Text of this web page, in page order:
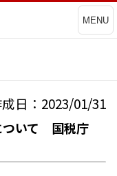
MENU
日：2023/01/31
ついて 国税庁